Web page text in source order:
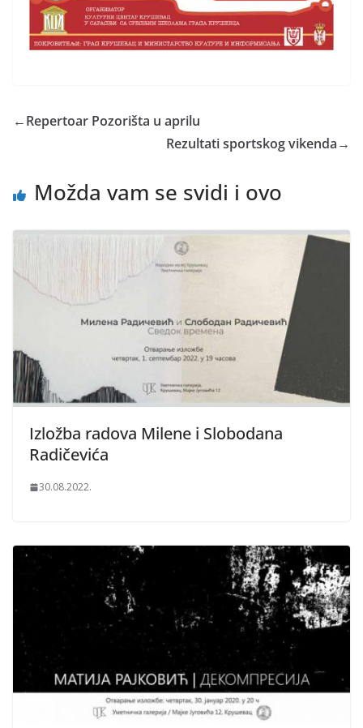
←Repertoar Pozorišta u aprilu
Rezultati sportskog vikenda→
Možda vam se svidi i ovo
Izložba radova Milene i Slobodana
Radičevića
30.08.2022.